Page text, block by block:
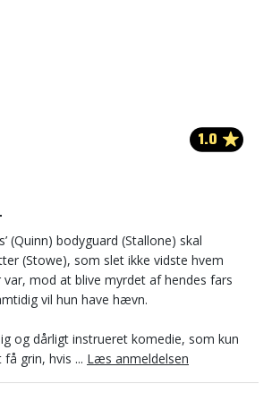
1.0
(Quinn) bodyguard (Stallone) skal
(Stowe), som slet ikke vidste hvem
mod at blive myrdet af hendes fars
vil hun have hævn.
og dårligt instrueret komedie, som kun
grin, hvis ... Læs anmeldelsen